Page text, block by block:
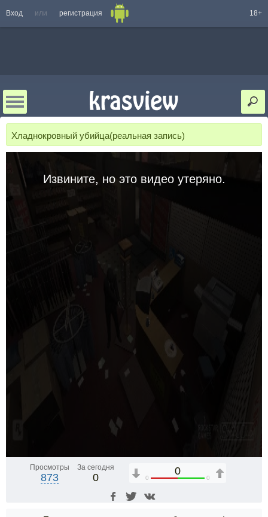
Вход или регистрация 18+
Хладнокровный убийца(реальная запись)
Извините, но это видео утеряно.
Просмотры
873
За сегодня
0
0
0 0